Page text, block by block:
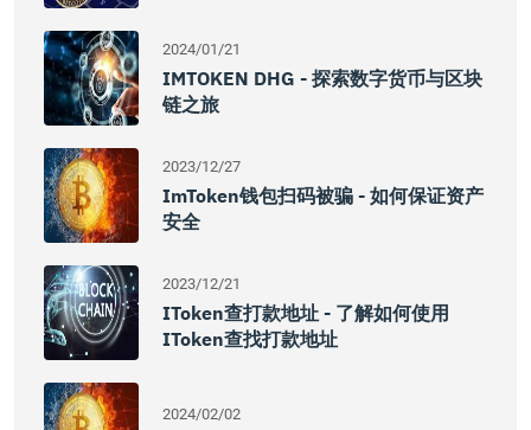
2024/01/21
IMTOKEN DHG - 探索数字货币与区块
链之旅
2023/12/27
ImToken钱包扫码被骗 - 如何保证资产
安全
2023/12/21
IToken查打款地址 - 了解如何使用
IToken查找打款地址
2024/02/02